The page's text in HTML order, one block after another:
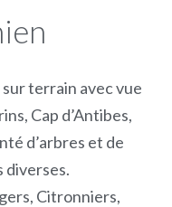
terrain avec vue
Cap d’Antibes,
d’arbres et de
diverses.
Citronniers,